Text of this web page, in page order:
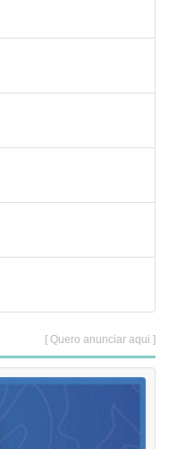
[ Quero anunciar aqui ]